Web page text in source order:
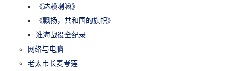
《达赖喇嘛》
《飘扬，共和国的旗帜》
淮海战役全纪录
网络与电脑
老太市长麦考莲